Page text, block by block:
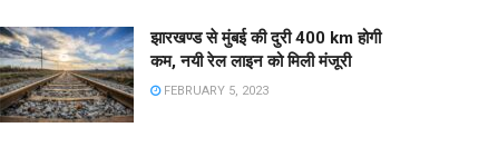
झारखण्ड से मुंबई की दुरी 400 km होगी
कम, नयी रेल लाइन को मिली मंजूरी
FEBRUARY 5, 2023